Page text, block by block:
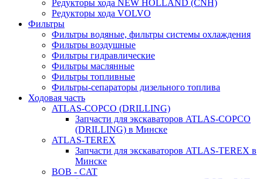
Редукторы хода NEW HOLLAND (CNH)
Редукторы хода VOLVO
Фильтры
Фильтры водяные, фильтры системы охлаждения
Фильтры воздушные
Фильтры гидравлические
Фильтры маслянные
Фильтры топливные
Фильтры-сепараторы дизельного топлива
Ходовая часть
ATLAS-COPCO (DRILLING)
Запчасти для экскаваторов ATLAS-COPCO
(DRILLING) в Минске
ATLAS-TEREX
Запчасти для экскаваторов ATLAS-TEREX в
Минске
BOB - CAT